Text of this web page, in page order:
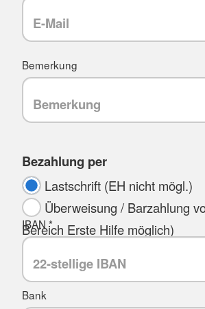
Bemerkung
Bezahlung per
Lastschrift (EH nicht mögl.)
Überweisung / Barzahlung
Bereich Erste Hilfe möglich)
IBAN *
Bank